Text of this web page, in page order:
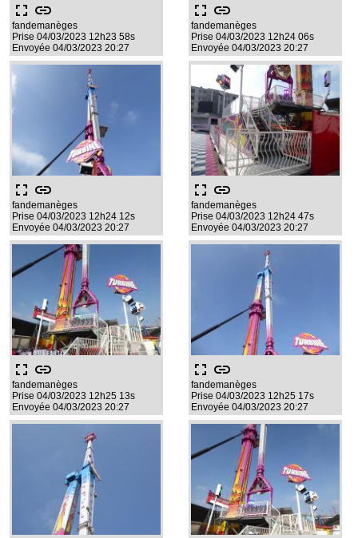
fullscreen link
fandemanèges
Prise 04/03/2023 12h23 58s
Envoyée 04/03/2023 20:27
fullscreen link
fandemanèges
Prise 04/03/2023 12h24 06s
Envoyée 04/03/2023 20:27
fullscreen link
fandemanèges
Prise 04/03/2023 12h24 12s
Envoyée 04/03/2023 20:27
fullscreen link
fandemanèges
Prise 04/03/2023 12h24 47s
Envoyée 04/03/2023 20:27
fullscreen link
fandemanèges
Prise 04/03/2023 12h25 13s
Envoyée 04/03/2023 20:27
fullscreen link
fandemanèges
Prise 04/03/2023 12h25 17s
Envoyée 04/03/2023 20:27